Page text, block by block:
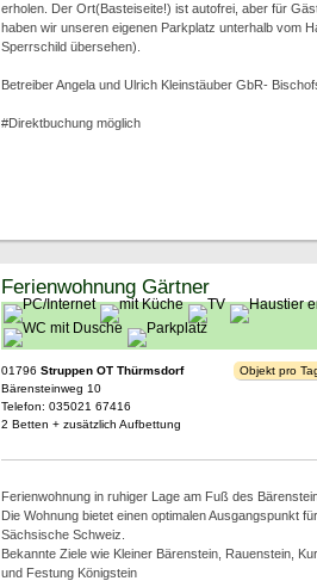
erholen. Der Ort(Basteiseite!) ist autofrei, aber für
haben wir unseren eigenen Parkplatz unterhalb vom
Sperrschild übersehen).
Betreiber Angela und Ulrich Kleinstäuber GbR-
#Direktbuchung möglich
Ferienwohnung Gärtner
01796 Struppen OT Thürmsdorf
Bärensteinweg 10
Telefon: 035021 67416
2 Betten + zusätzlich Aufbettung
Objekt pro
Ferienwohnung in ruhiger Lage am Fuß des
Die Wohnung bietet einen optimalen Ausgangspunkt
Sächsische Schweiz.
Bekannte Ziele wie Kleiner Bärenstein, Rauenstein,
und Festung Königstein